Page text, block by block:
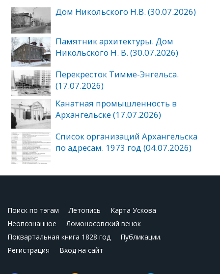
Дом Никольского Н.В. (30.07.2026)
Памятник архитектуры. Дом
Никольского Н. В. (30.07.2026)
Перекресток Тимме-Энгельса.
(17.07.2026)
Канатная промышленность в
Архангельске (17.07.2026)
Список организаций Архангельска
по адресам. 1973 год (04.07.2026)
Поиск по тэгам Летопись
Карта Ускова
Неопознанное
Ломоносовский венок
Поквартальная книга 1828 год
Публикации.
Регистрация
Вход на сайт